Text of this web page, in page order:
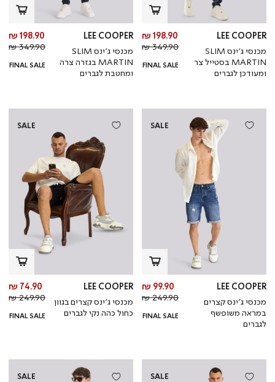
LEE COOPER
מכנסי ג’ינס SLIM
MARTIN בסטייל צר
ומעודכן לגברים
מחיר
מוצר
198.90 ₪
מחיר
רגיל
349.90 ₪
FINAL SALE
LEE COOPER
מכנסי ג’ינס SLIM
MARTIN בגזרה צרה
ומחטבת לגברים
198.90 ₪
349.90 ₪
FINAL SALE
SALE
LEE COOPER
מכנסי ג’ינס קצרים
במראה משופשף
לגברים
מחיר
מוצר
99.90 ₪
מחיר
רגיל
249.90 ₪
FINAL SALE
SALE
LEE COOPER
מכנסי ג’ינס קצרים בגוון
כחול כהה נקי לגברים
74.90 ₪
249.90 ₪
FINAL SALE
SALE
SALE